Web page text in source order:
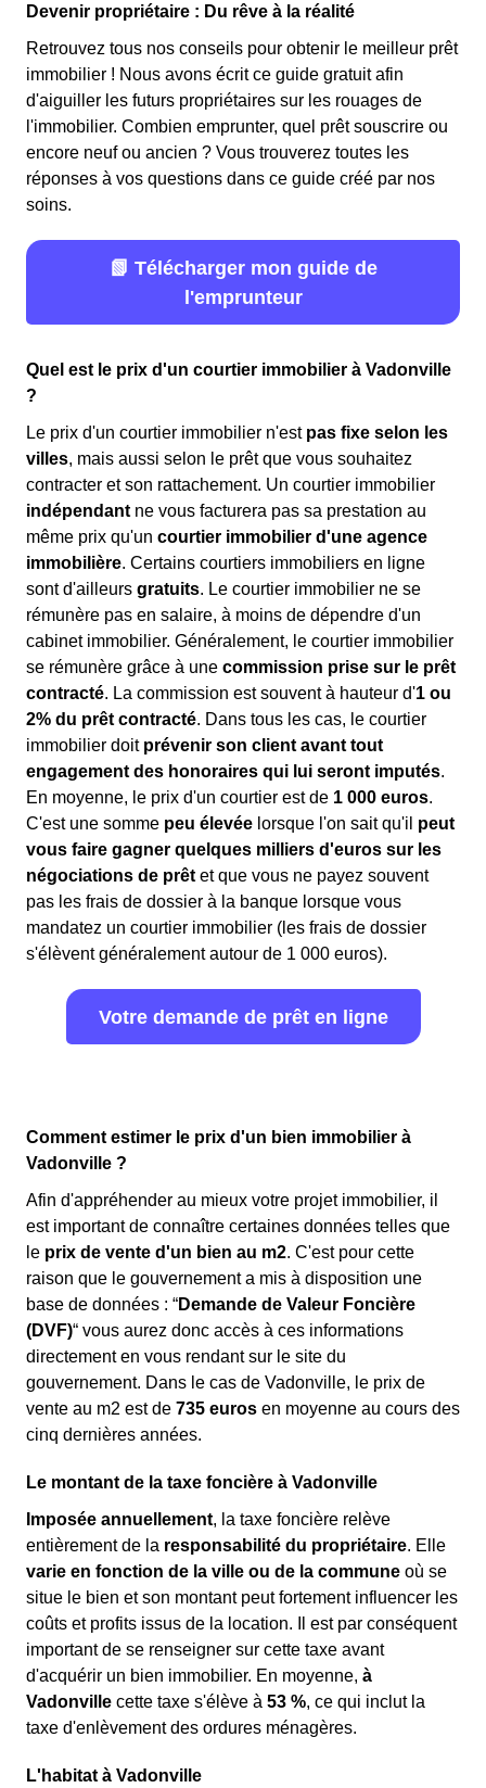
Devenir propriétaire : Du rêve à la réalité
Retrouvez tous nos conseils pour obtenir le meilleur prêt
immobilier ! Nous avons écrit ce guide gratuit afin
d'aiguiller les futurs propriétaires sur les rouages de
l'immobilier. Combien emprunter, quel prêt souscrire ou
encore neuf ou ancien ? Vous trouverez toutes les
réponses à vos questions dans ce guide créé par nos
soins.
📗 Télécharger mon guide de
l'emprunteur
Quel est le prix d'un courtier immobilier à Vadonville
?
Le prix d'un courtier immobilier n'est pas fixe selon les
villes, mais aussi selon le prêt que vous souhaitez
contracter et son rattachement. Un courtier immobilier
indépendant ne vous facturera pas sa prestation au
même prix qu'un courtier immobilier d'une agence
immobilière. Certains courtiers immobiliers en ligne
sont d'ailleurs gratuits. Le courtier immobilier ne se
rémunère pas en salaire, à moins de dépendre d'un
cabinet immobilier. Généralement, le courtier immobilier
se rémunère grâce à une commission prise sur le prêt
contracté. La commission est souvent à hauteur d'1 ou
2% du prêt contracté. Dans tous les cas, le courtier
immobilier doit prévenir son client avant tout
engagement des honoraires qui lui seront imputés.
En moyenne, le prix d'un courtier est de 1 000 euros.
C'est une somme peu élevée lorsque l'on sait qu'il peut
vous faire gagner quelques milliers d'euros sur les
négociations de prêt et que vous ne payez souvent
pas les frais de dossier à la banque lorsque vous
mandatez un courtier immobilier (les frais de dossier
s'élèvent généralement autour de 1 000 euros).
Votre demande de prêt en ligne
Comment estimer le prix d'un bien immobilier à
Vadonville ?
Afin d'appréhender au mieux votre projet immobilier, il
est important de connaître certaines données telles que
le prix de vente d'un bien au m2. C'est pour cette
raison que le gouvernement a mis à disposition une
base de données : “Demande de Valeur Foncière
(DVF)“ vous aurez donc accès à ces informations
directement en vous rendant sur le site du
gouvernement. Dans le cas de Vadonville, le prix de
vente au m2 est de 735 euros en moyenne au cours des
cinq dernières années.
Le montant de la taxe foncière à Vadonville
Imposée annuellement, la taxe foncière relève
entièrement de la responsabilité du propriétaire. Elle
varie en fonction de la ville ou de la commune où se
situe le bien et son montant peut fortement influencer les
coûts et profits issus de la location. Il est par conséquent
important de se renseigner sur cette taxe avant
d'acquérir un bien immobilier. En moyenne, à
Vadonville cette taxe s'élève à 53 %, ce qui inclut la
taxe d'enlèvement des ordures ménagères.
L'habitat à Vadonville